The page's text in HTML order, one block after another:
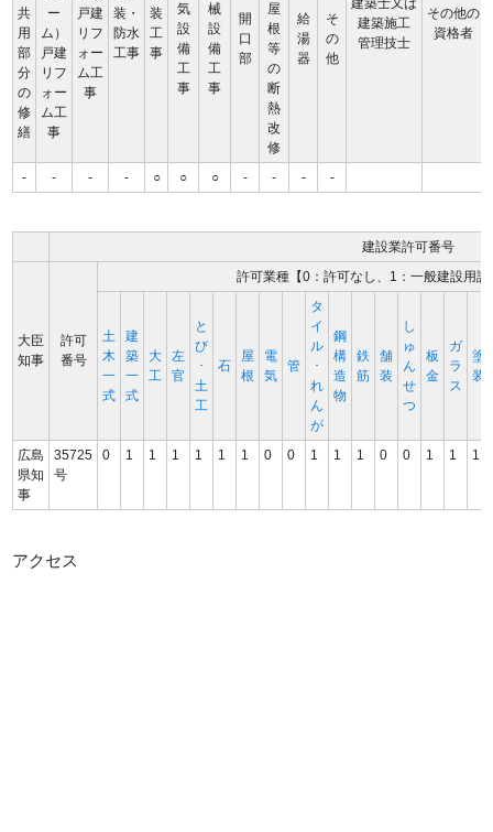
共
用
部
分
の
修
繕
ー
ム）
戸建
リフ
ォー
ム工
事
戸建
リフ
ォー
ム工
事
装・
防水
工事
装
工
事
建築士又は
建築施工
管理技士
その他の
資格者
気
設
備
工
事
械
設
備
工
事
開
口
部
屋
根
等
の
断
熱
改
修
給
湯
器
そ
の
他
- - - - ○ ○ ○ - - - -
建設業許可番号
大臣
知事
許可
番号
許可業種【0：許可なし、1：一般建設用
土
木
一
式
建
築
一
式
大
工
左
官
と
び
･
土
工
石
屋
根
電
気
管
タ
イ
ル
･
れ
ん
が
鋼
構
造
物
鉄
筋
舗
装
し
ゅ
ん
せ
つ
板
金
ガ
ラ
ス
塗
装
広島
県知
事
35725
号
0 1 1 1 1 1 1 0 0 1 1 1 0 0 1 1 1
アクセス